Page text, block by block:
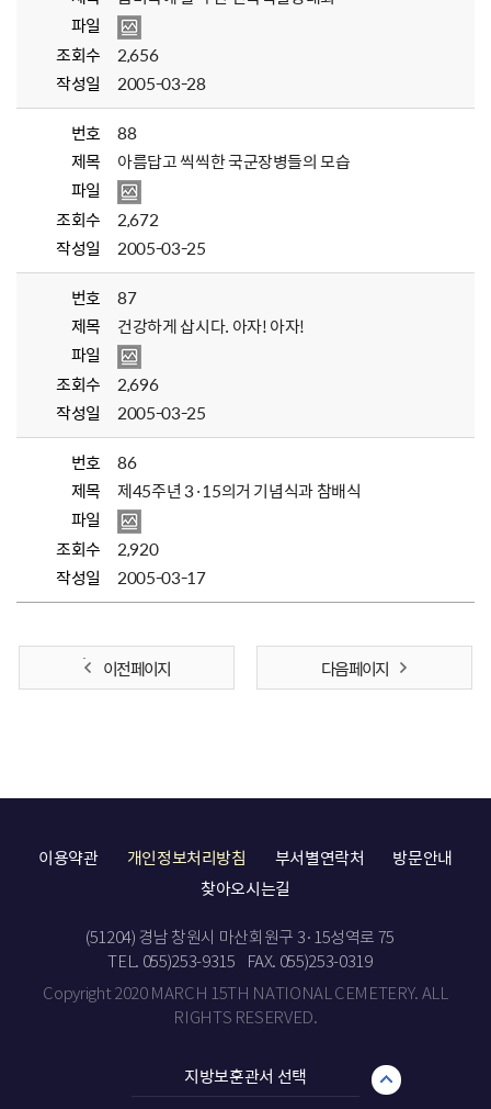
파일
조회수
2,656
작성일
2005-03-28
번호
88
제목
아름답고 씩씩한 국군장병들의 모습
파일
조회수
2,672
작성일
2005-03-25
번호
87
제목
건강하게 삽시다. 아자! 아자!
파일
조회수
2,696
작성일
2005-03-25
번호
86
제목
제45주년 3·15의거 기념식과 참배식
파일
조회수
2,920
작성일
2005-03-17
이전 페이지 다음 페이지
이용약관 개인정보처리방침 부서별연락처
방문안내
찾아오시는길
(51204) 경남 창원시 마산회원구 3·15성역로 75
TEL. 055)253-9315
FAX. 055)253-0319
Copyright 2020 MARCH 15TH NATIONAL CEMETERY. ALL
RIGHTS RESERVED.
지방보훈관서 선택